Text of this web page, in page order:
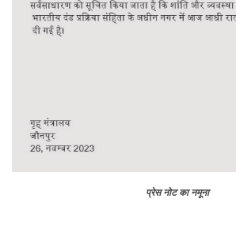
प्रेस नोट का नमूना